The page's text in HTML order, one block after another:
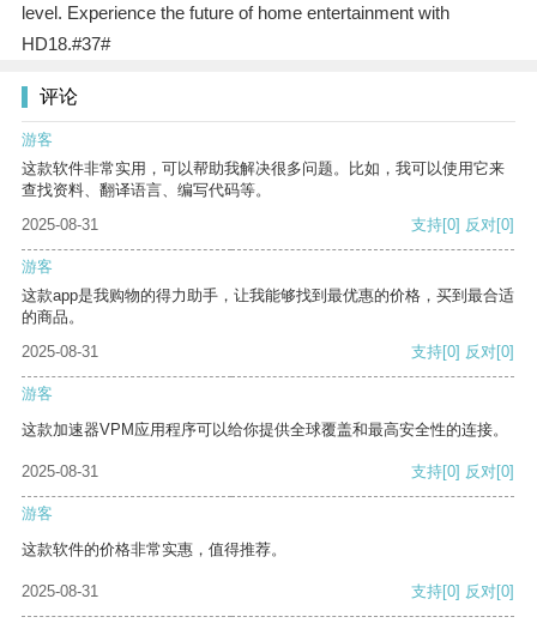
level. Experience the future of home entertainment with
HD18.#37#
评论
游客
这款软件非常实用，可以帮助我解决很多问题。比如，我可以使用它来
查找资料、翻译语言、编写代码等。
2025-08-31
支持[0] 反对[0]
游客
这款app是我购物的得力助手，让我能够找到最优惠的价格，买到最合适
的商品。
2025-08-31
支持[0] 反对[0]
游客
这款加速器VPM应用程序可以给你提供全球覆盖和最高安全性的连接。
2025-08-31 支持[0] 反对[0]
游客
这款软件的价格非常实惠，值得推荐。
2025-08-31 支持[0] 反对[0]